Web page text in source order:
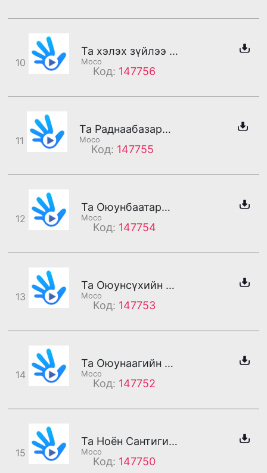
10
Та хэлэх зүйлээ мессежээр үлдээнэ үү.
Moco
Код: 147756
11
Та Раднаабазарын утсанд холбогдлоо
Moco
Код: 147755
12
Та Оюунбаатарын утсанд холбогдлоо
Moco
Код: 147754
13
Та Оюунсүхийн утсанд холбогдлоо
Moco
Код: 147753
14
Та Оюунаагийн утсанд холбогдлоо
Moco
Код: 147752
15
Та Ноён Сантигийн утсанд холбогдлоо
Moco
Код: 147750